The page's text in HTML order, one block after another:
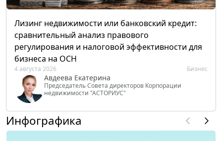
Лизинг недвижимости или банковский кредит:
сравнительный анализ правового
регулирования и налоговой эффективности для
бизнеса на ОСН
4 августа 2026 Бизнес
Авдеева Екатерина
Председатель Совета директоров Корпорации
недвижимости "АСТОРИУС"
Инфографика